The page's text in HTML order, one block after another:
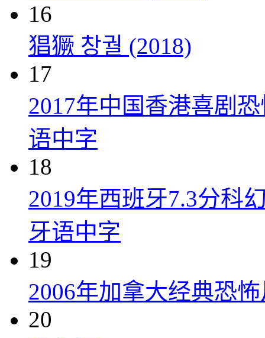
16
猖獗 창궐 (2018)
17
2017年中国香港喜剧
语中字
18
2019年西班牙7.3分科
牙语中字
19
2006年加拿大经典恐
20